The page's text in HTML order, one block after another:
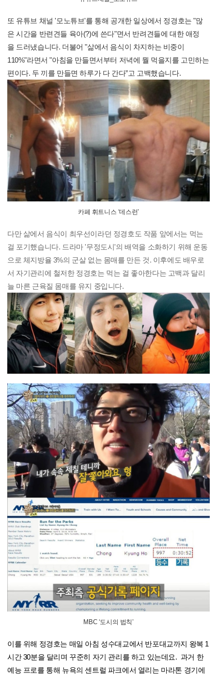
또 유튜브 채널 '모노튜브'를 통해 공개한 일상에서 정경호는 "많
은 시간을 반련견들 육아(?)에 쓴다"면서 반려견들에 대한 애정
을 드러냈습니다. 더불어 "삶에서 음식이 차지하는 비중이
110%"라면서 "아침을 만들면서부터 저녁에 뭘 먹을지를 고민하는
편이다. 두 끼를 만들면 하루가 다 간다”고 고백했습니다.
카페 휘트니스 ‘데스런’
다만 삶에서 음식이 최우선이라던 정경호도 작품 앞에서는 먹는
걸 포기했습니다. 드라마 '무정도시'의 배역을 소화하기 위해 운동
으로 체지방율 3%의 군살 없는 몸매를 만든 것. 이후에도 배우로
서 자기관리에 철저한 정경호는 먹는 걸 좋아한다는 고백과 달리
늘 마른 근육질 몸매를 유지 중입니다.
MBC ‘도시의 법칙’
이를 위해 정경호는 매일 아침 성수대교에서 반포대교까지 왕복 1
시간 30분을 달리며 꾸준히 자기 관리를 하고 있는데요. 과거 한
예능 프로를 통해 뉴욕의 센트럴 파크에서 열리는 마라톤 경기에